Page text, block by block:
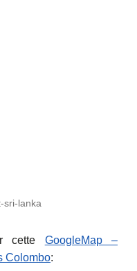
sri-lanka
cette GoogleMap –
Colombo: